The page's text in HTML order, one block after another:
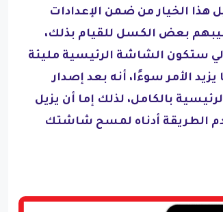
الخيار من ضمن الإعدادات
بعض الكسل للقيام بذلك،
ستكون الشاشة الرئيسية مليئة
الأمر سوءًا، أنه بعد إصدار
الرئيسية بالكامل، لذلك إما أن يزيل
الطريقة أدناه لمسح شاشتك